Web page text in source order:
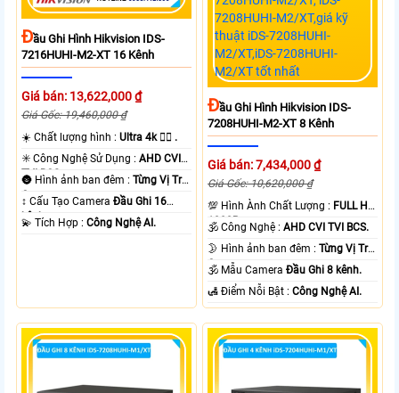
ĐẦu Ghi Hình Hikvision IDS-
7216HUHI-M2-XT 16 Kênh
Giá bán: 13,622,000 ₫
Giá Gốc: 19,460,000 ₫
☀️ Chất lượng hình :Ultra 4k 👍🏾 .
✳️ Công Nghệ Sử Dụng :AHD CVI
TVI BCS.
🌚 Hình ảnh ban đêm :Từng Vị Trí
Camera .
↕️ Cấu Tạo CameraĐầu Ghi 16
kênh.
️💫 Tích Hợp :Công Nghệ AI.
ĐẦu Ghi Hình Hikvision IDS-
7208HUHI-M2-XT 8 Kênh
Giá bán: 7,434,000 ₫
Giá Gốc: 10,620,000 ₫
💯 Hình Ành Chất Lượng : FULL HD
1080P .
🕉️ Công Nghệ :AHD CVI TVI BCS.
🌛 Hình ảnh ban đêm :Từng Vị Trí
Camera .
🕉️ Mẫu CameraĐầu Ghi 8 kênh.
️🛃 Điểm Nỗi Bật :Công Nghệ AI.